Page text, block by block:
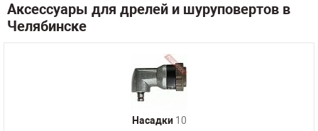
Аксессуары для дрелей и шуруповертов в
Челябинске
Насадки 10